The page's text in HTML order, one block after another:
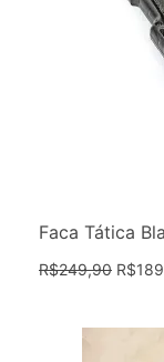
Faca Tática
R$249,90 R$